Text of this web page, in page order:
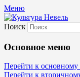
Меню
Культура
МБУК
Поиск
Основное меню
Перейти к
Перейти к